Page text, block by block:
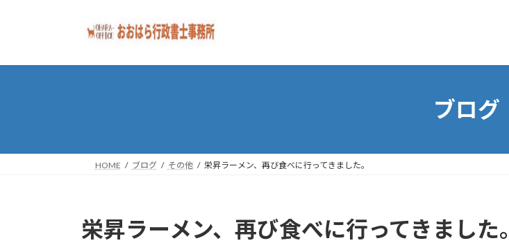
プ
動
ブログ
HOME ブログ その他 栄昇ラーメン、再び食べに行ってきました。
栄昇ラーメン、再び食べに行ってきました。